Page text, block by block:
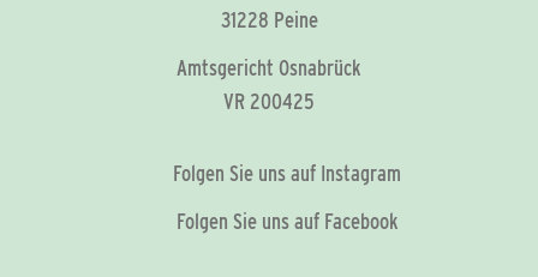
31228 Peine
Amtsgericht Osnabrück
VR 200425
Folgen Sie uns auf Instagram
Folgen Sie uns auf Facebook